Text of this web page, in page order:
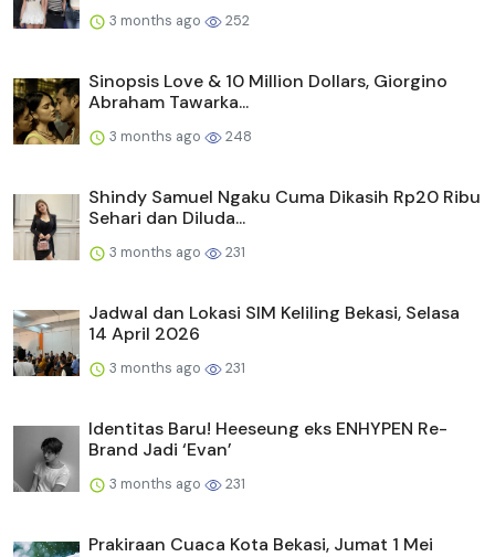
3 months ago 252
Sinopsis Love & 10 Million Dollars, Giorgino
Abraham Tawarka...
3 months ago 248
Shindy Samuel Ngaku Cuma Dikasih Rp20 Ribu
Sehari dan Diluda...
3 months ago 231
Jadwal dan Lokasi SIM Keliling Bekasi, Selasa
14 April 2026
3 months ago 231
Identitas Baru! Heeseung eks ENHYPEN Re-
Brand Jadi ‘Evan’
3 months ago 231
Prakiraan Cuaca Kota Bekasi, Jumat 1 Mei